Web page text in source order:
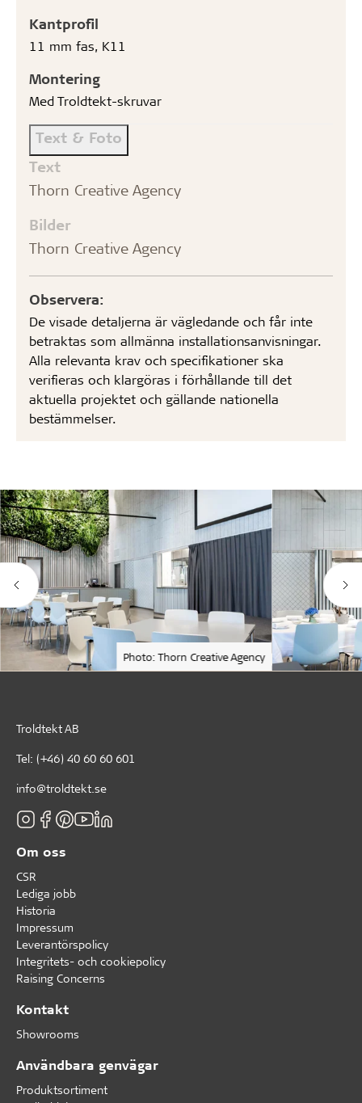
Kantprofil
11 mm fas, K11
Montering
Med Troldtekt-skruvar
Text & Foto
Text
Thorn Creative Agency
Bilder
Thorn Creative Agency
Observera:
De visade detaljerna är vägledande och får inte
betraktas som allmänna installationsanvisningar.
Alla relevanta krav och specifikationer ska
verifieras och klargöras i förhållande till det
aktuella projektet och gällande nationella
bestämmelser.
Photo: Thorn Creative Agency
Troldtekt AB
Tel: (+46) 40 60 60 601
info@troldtekt.se
Om oss
CSR
Lediga jobb
Historia
Impressum
Leverantörspolicy
Integritets- och cookiepolicy
Raising Concerns
Kontakt
Showrooms
Användbara genvägar
Produktsortiment